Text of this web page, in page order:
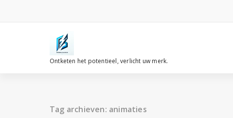
de
Ontketen het potentieel, verlicht uw merk.
Tag archieven: animaties